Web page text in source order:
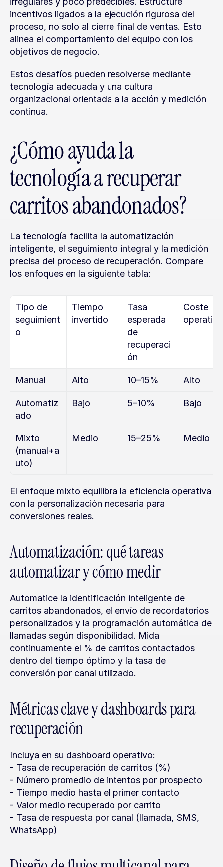
incentivos ligados a la ejecución rigurosa del
proceso, no solo al cierre final de ventas. Esto
alinea el comportamiento del equipo con los
objetivos de negocio.
Estos desafíos pueden resolverse mediante
tecnología adecuada y una cultura
organizacional orientada a la acción y medición
continua.
¿Cómo ayuda la
tecnología a recuperar
carritos abandonados?
La tecnología facilita la automatización
inteligente, el seguimiento integral y la medición
precisa del proceso de recuperación. Compare
los enfoques en la siguiente tabla:
Tipo de
seguimient
o
Tiempo
invertido
Tasa
esperada
de
recuperaci
ón
Coste
operativo
Manual Alto 10–15% Alto
Automatiz
ado
Bajo 5–10% Bajo
Mixto
(manual+a
uto)
Medio 15–25% Medio
El enfoque mixto equilibra la eficiencia operativa
con la personalización necesaria para
conversiones reales.
Automatización: qué tareas
automatizar y cómo medir
Automatice la identificación inteligente de
carritos abandonados, el envío de recordatorios
personalizados y la programación automática de
llamadas según disponibilidad. Mida
continuamente el % de carritos contactados
dentro del tiempo óptimo y la tasa de
conversión por canal utilizado.
Métricas clave y dashboards para
recuperación
Incluya en su dashboard operativo:
- Tasa de recuperación de carritos (%)
- Número promedio de intentos por prospecto
- Tiempo medio hasta el primer contacto
- Valor medio recuperado por carrito
- Tasa de respuesta por canal (llamada, SMS,
WhatsApp)